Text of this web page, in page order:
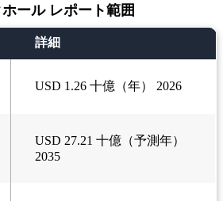
ール レポート範囲
詳細
USD 1.26 十億（年） 2026
USD 27.21 十億（予測年）
2035